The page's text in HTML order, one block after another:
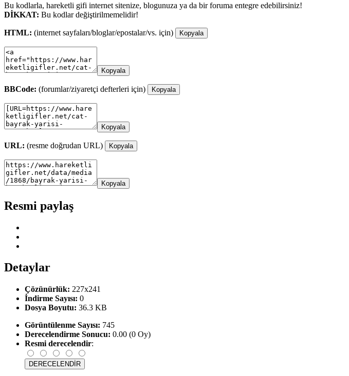
Bu kodlarla, hareketli gifi internet sitenize, blogunuza ya da bir foruma entegre edebilirsiniz!
DİKKAT: Bu kodlar değiştirilmemelidir!
HTML: (internet sayfaları/bloglar/epostalar/vs. için) Kopyala
Kopyala
BBCode: (forumlar/ziyaretçi defterleri için) Kopyala
Kopyala
URL: (resme doğrudan URL) Kopyala
Kopyala
Resmi paylaş
Detaylar
Çözünürlük: 227x241
İndirme Sayısı: 0
Dosya Boyutu: 36.3 KB
Görüntülenme Sayısı: 745
Derecelendirme Sonucu: 0.00 (0 Oy)
Resmi derecelendir: